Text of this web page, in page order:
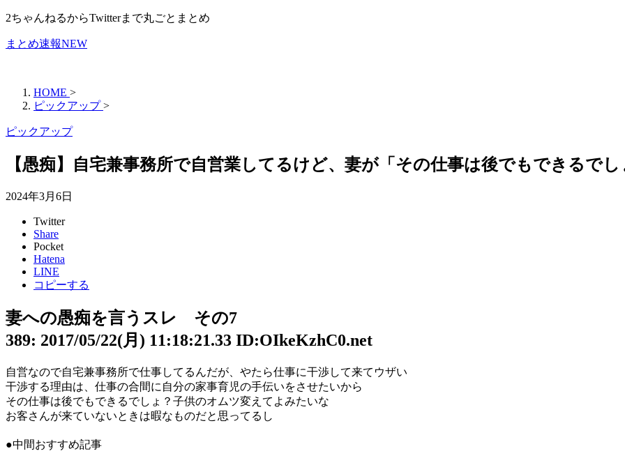
2ちゃんねるからTwitterまで丸ごとまとめ
まとめ速報NEW
HOME >
ピックアップ >
ピックアップ
【愚痴】自宅兼事務所で自営業してるけど、妻が「その仕事は後でもできるで
2024年3月6日
Twitter
Share
Pocket
Hatena
LINE
コピーする
妻への愚痴を言うスレ その7
389: 2017/05/22(月) 11:18:21.33 ID:OIkeKzhC0.net
自営なので自宅兼事務所で仕事してるんだが、やたら仕事に干渉して来てウザい
干渉する理由は、仕事の合間に自分の家事育児の手伝いをさせたいから
その仕事は後でもできるでしょ？子供のオムツ変えてよみたいな
お客さんが来ていないときは暇なものだと思ってるし
●中間おすすめ記事